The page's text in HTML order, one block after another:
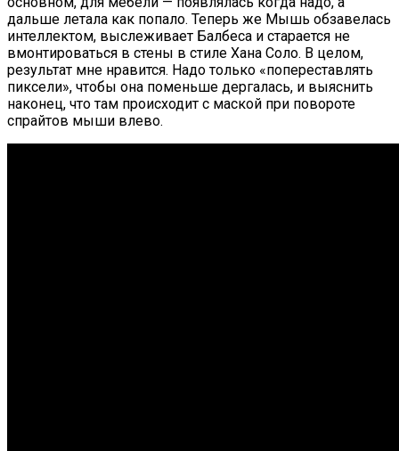
дальше летала как попало. Теперь же Мышь обзавелась
интеллектом, выслеживает Балбеса и старается не
вмонтироваться в стены в стиле Хана Соло. В целом,
результат мне нравится. Надо только «попереставлять
пиксели», чтобы она поменьше дергалась, и выяснить
наконец, что там происходит с маской при повороте
спрайтов мыши влево.